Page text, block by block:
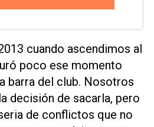
cuando ascendimos al
poco ese momento
barra del club. Nosotros
decisión de sacarla, pero
de conflictos que no